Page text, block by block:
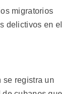
migratorios
delictivos en el
se registra un